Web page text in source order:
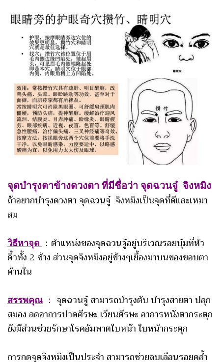
จุดบำรุงตาข้างดวงตา ที่มีชื่อว่า จุดฉวนจู๋ จิงหมิง
ถ้าอยากบำรุงดวงตา จุดฉวนจู๋ จิงหมิงเป็นจุดที่ดีและเหมา
สม
วิธีหาจุด ：ตำแหน่งของจุดฉวนจู๋อยู่บริเวณรอยบุ๋มที่หัว
คิ้วทั้ง 2 ข้าง ส่วนจุดจิงหมิงอยู่ข้างๆเยื้องมาบนของขอบตา
ด้านใน
สรรพคุณ ： จุดฉวนจู๋ สามารถบำรุงตับ บำรุงสายตา ปลุก
สมอง ลดอาการปวดศีรษะ เวียนศีรษะ อาการหนังตากระตุก
ยังมีส่วนช่วยรักษาโรคอัมพาตใบหน้า ใบหน้ากระตุก
การกดจุดจิงหมิงเป็นประจำ สามารถช่วยลบเลือนรอยคล้ำ